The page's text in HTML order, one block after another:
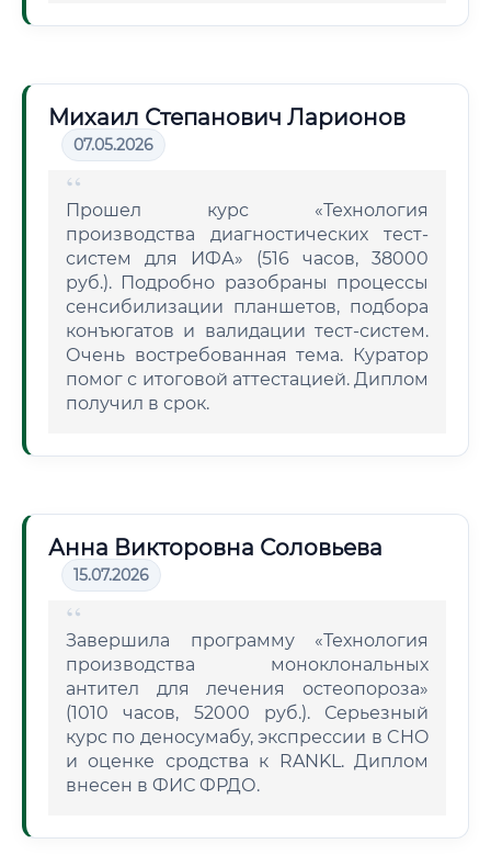
Михаил Степанович Ларионов
07.05.2026
Прошел курс «Технология
производства диагностических тест-
систем для ИФА» (516 часов, 38000
руб.). Подробно разобраны процессы
сенсибилизации планшетов, подбора
конъюгатов и валидации тест-систем.
Очень востребованная тема. Куратор
помог с итоговой аттестацией. Диплом
получил в срок.
Анна Викторовна Соловьева
15.07.2026
Завершила программу «Технология
производства моноклональных
антител для лечения остеопороза»
(1010 часов, 52000 руб.). Серьезный
курс по деносумабу, экспрессии в CHO
и оценке сродства к RANKL. Диплом
внесен в ФИС ФРДО.